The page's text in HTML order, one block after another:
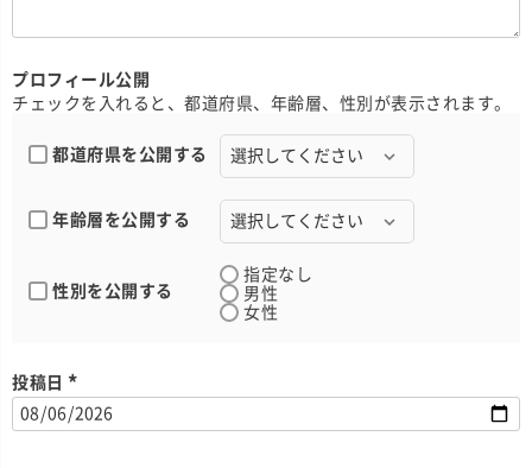
プロフィール公開
チェックを入れると、都道府県、年齢層、性別が表示されます。
都道府県を公開する
年齢層を公開する
性別を公開する
指定なし
男性
女性
投稿日
(
必